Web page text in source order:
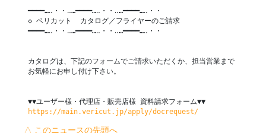
━━━━…‥・・‥…━━━━…‥・・‥…━━━━…‥・・
◇ ベリカット  カタログ／フライヤーのご請求
━━━━…‥・・‥…━━━━…‥・・‥…━━━━…‥・・
カタログは、下記のフォームでご請求いただくか、担当営業まで
お気軽にお申し付け下さい。
▼▼ユーザー様・代理店・販売店様 資料請求フォーム▼▼
https://main.vericut.jp/apply/docrequest/
△ このニュースの先頭へ